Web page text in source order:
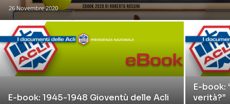
26 Novembre 2020
E-book: 1945-1948 Gioventù delle Acli
E-book:
verità?”